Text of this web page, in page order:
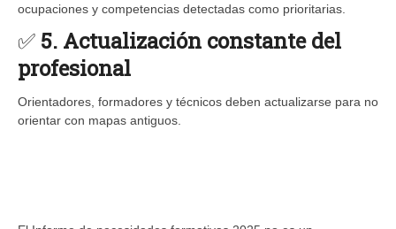
ocupaciones y competencias detectadas como prioritarias.
✅ 5. Actualización constante del
profesional
Orientadores, formadores y técnicos deben actualizarse para no
orientar con mapas antiguos.